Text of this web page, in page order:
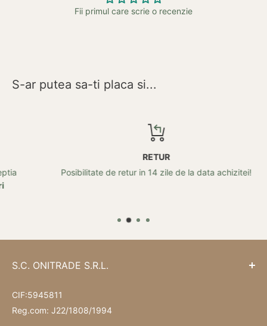
Fii primul care scrie o recenzie
S-ar putea sa-ti placa si...
RETUR
Posibilitate de retur in 14 zile de la data achizitei!
S.C. ONITRADE S.R.L.
CIF:5945811
Reg.com: J22/1808/1994